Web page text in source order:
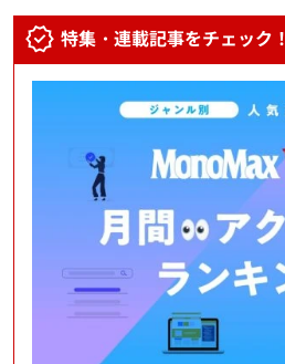
特集・連載記事をチェック！